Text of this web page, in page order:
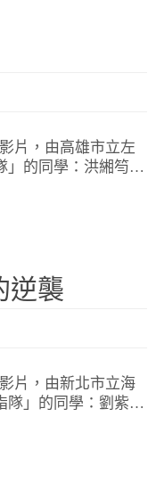
片，由高雄市立左
」的同學：洪緗笉…
逆襲
片，由新北市立海
隊」的同學：劉紫…